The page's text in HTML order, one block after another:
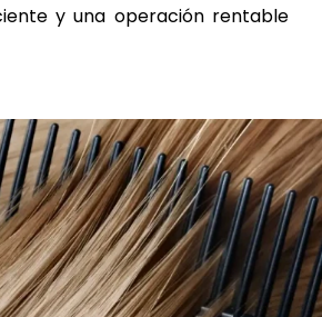
y una operación rentable